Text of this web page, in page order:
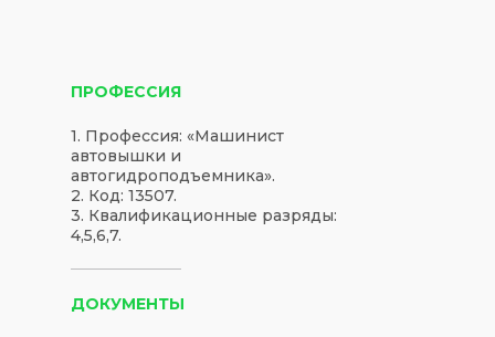
ПРОФЕССИЯ
ДОКУМЕНТЫ
1. Профессия: «Машинист
автовышки и
автогидроподъемника».
2. Код: 13507.
3. Квалификационные разряды:
4,5,6,7.